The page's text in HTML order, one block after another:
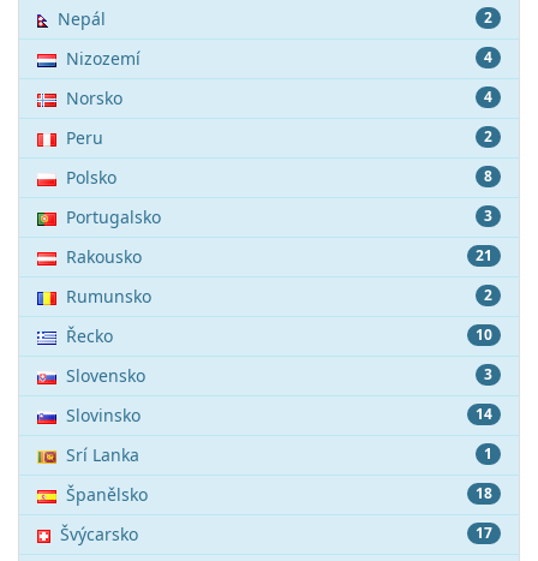
2
Nepál
4
Nizozemí
4
Norsko
2
Peru
8
Polsko
3
Portugalsko
21
Rakousko
2
Rumunsko
10
Řecko
3
Slovensko
14
Slovinsko
1
Srí Lanka
18
Španělsko
17
Švýcarsko